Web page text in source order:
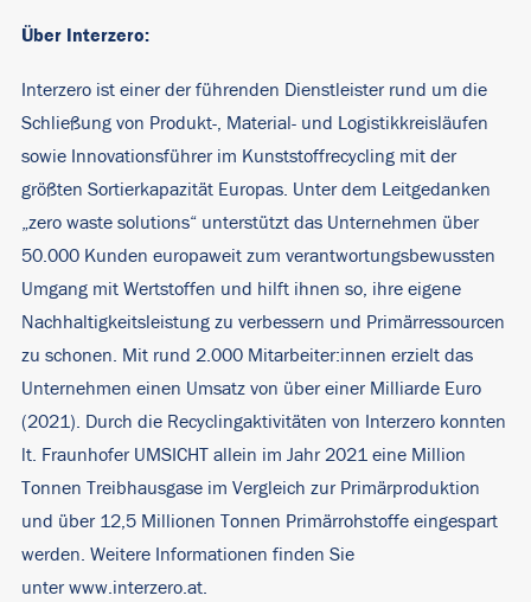
Über Interzero:
Interzero ist einer der führenden Dienstleister rund um die
Schließung von Produkt-, Material- und Logistikkreisläufen
sowie Innovationsführer im Kunststoffrecycling mit der
größten Sortierkapazität Europas. Unter dem Leitgedanken
„zero waste solutions“ unterstützt das Unternehmen über
50.000 Kunden europaweit zum verantwortungsbewussten
Umgang mit Wertstoffen und hilft ihnen so, ihre eigene
Nachhaltigkeitsleistung zu verbessern und Primärressourcen
zu schonen. Mit rund 2.000 Mitarbeiter:innen erzielt das
Unternehmen einen Umsatz von über einer Milliarde Euro
(2021). Durch die Recyclingaktivitäten von Interzero konnten
lt. Fraunhofer UMSICHT allein im Jahr 2021 eine Million
Tonnen Treibhausgase im Vergleich zur Primärproduktion
und über 12,5 Millionen Tonnen Primärrohstoffe eingespart
werden. Weitere Informationen finden Sie
unterwww.interzero.at